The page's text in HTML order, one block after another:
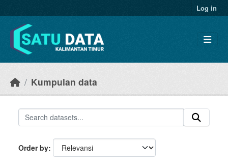
Log in
Kumpulan data
Order by